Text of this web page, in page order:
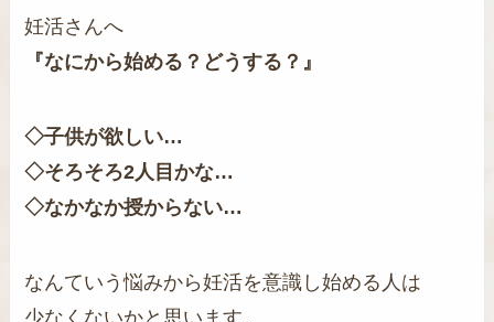
妊活さんへ
『なにから始める？どうする？』
◇子供が欲しい…
◇そろそろ2人目かな…
◇なかなか授からない…
なんていう悩みから妊活を意識し始める人は
少なくないかと思います。